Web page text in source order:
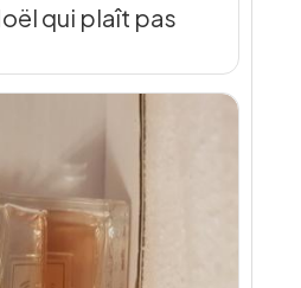
qui plaît pas